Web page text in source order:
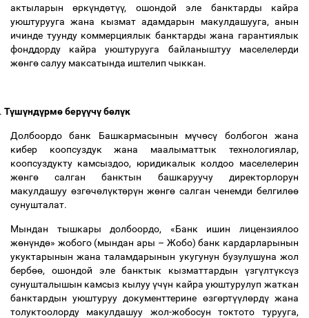
актыларынөркүндөтүү, ошондой эле банктарды кайра
уюштурууга жана кызмат адамдарын макулдашууга, анын
ичинде туунду коммерциялык банктарды жана гарантиялык
фонддорду кайра уюштурууга байланыштуу маселелерди
жөнгөсалуу максатында иштелип чыккан.
Түшүндүрмөберүүчүбөлүк
Долбоордо банк Башкармасынын мүчөсү болбогон жана
кибер коопсуздук жана маалыматтык технологиялар,
коопсуздукту камсыздоо, юридикалык колдоо маселелерин
жөнгө салган банктын башкаруучу директорлорун
макулдашуу өзгөчөлүктөрүн жөнгө салган ченемди белгилөө
сунушталат.
Мындан тышкары долбоордо, «Банк ишин лицензиялоо
жөнүндө» жобого (мындан ары – Жобо) банк кардарларынын
укуктарынын жана таламдарынын укугунун бузулушуна жол
бербөө, ошондой эле банктык кызматтардын үзгүлтүксүз
сунушталышын камсыз кылууүчүн кайра уюштурулуп жаткан
банктардын уюштуруу документтерине өзгөртүүлөрдүжана
толуктоолорду макулдашуу жол-жобосун токтото турууга,